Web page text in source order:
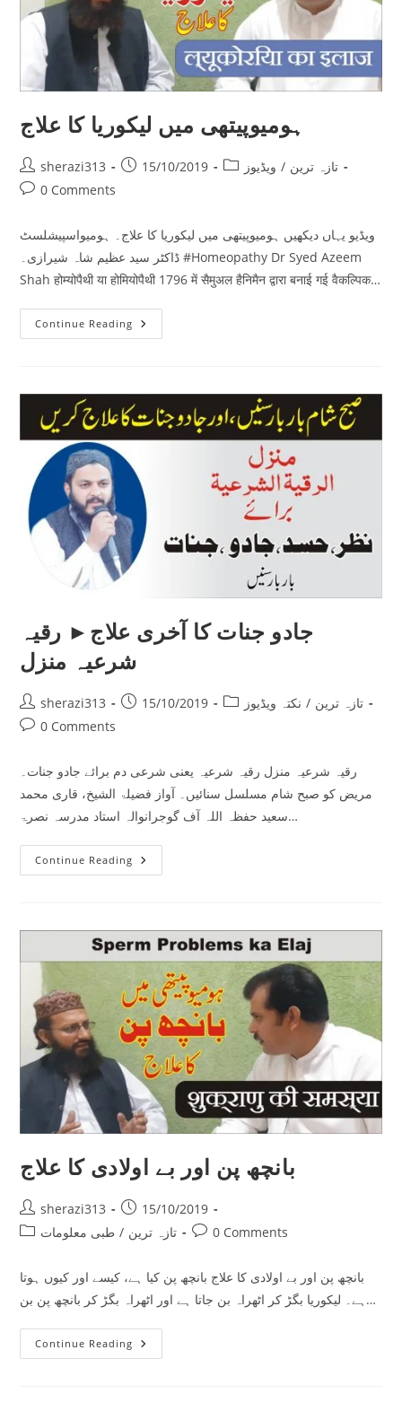
ہومیوپیتھی میں لیکوریا کا علاج
Post
author:
sherazi313
Post15/10/2019
Post
تازہ ترین / ویڈیوز
Post0 Comments
ویڈیو یہاں دیکھیں ہومیوپیتھی میں لیکوریا کا علاج۔ ہومیواسپیشلسٹ
ڈاکٹر سید عظیم شاہ شیرازی۔ #Homeopathy Dr Syed Azeem
Shah होम्योपैथी या होमियोपैथी 1796 में सैमुअल हैनिमैन द्वारा बनाई गई वैकल्पिक…
Continue Reading ہومیوپیتھی
میں
جادو جنات کا آخری علاج► رقیہ
شرعیہ منزل
Post
author:
sherazi313
Post15/10/2019
Post
تازہ ترین / نکتہ ویڈیوز
Post0 Comments
رقیہ شرعیہ منزل رقیہ شرعیہ یعنی شرعی دم برائے جادو جنات۔
مریض کو صبح شام مسلسل سنائیں۔ آواز فضیلۃ الشیخ، قاری محمد
سعید حفظہ اللہ آف گوجرانوالہ استاد مدرسہ نصرۃ…
Continue Reading جادو
جنات
شرعیہ
منزل
بانچھ پن اور بے اولادی کا علاج
Post
author:
sherazi313
Post
published:
15/10/2019
Post
تازہ ترین / طبی معلومات
Post0 Comments
بانچھ پن اور بے اولادی کا علاج بانچھ پن کیا ہے، کیسے اور کیوں ہوتا
ہے۔ لیکوریا بگڑ کر اٹھراہ بن جاتا ہے اور اٹھراہ بگڑ کر بانچھ پن بن…
Continue Reading بانچھ
پن